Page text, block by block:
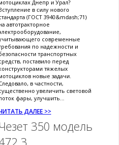
Днепр и Урал?
в силу нового
(ГОСТ 3940&mdash;71)
автотракторное
современные
по надежности и
транспортных
поставило перед
тяжелых
новые задачи.
в частности,
увеличить световой
фары, улучшить...
ДАЛЕЕ >>
350 модель